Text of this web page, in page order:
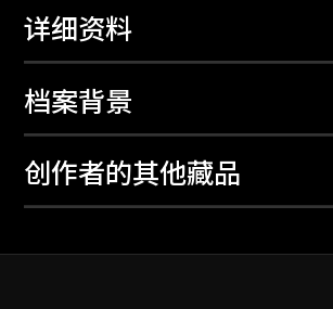
详细资料
档案背景
创作者的其他藏品